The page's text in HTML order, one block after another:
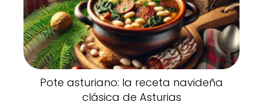
Pote asturiano: la receta navideña
clásica de Asturias